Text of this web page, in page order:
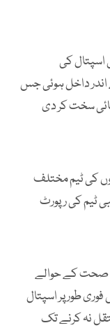
اسپتال کی
جیل کے اندر داخل ہوئی جس
سخت کر دی
کی ٹیم مختلف
ٹیم کی رپورٹ
صحت کے حوالے
طور پر اسپتال
نہ کرنے تک